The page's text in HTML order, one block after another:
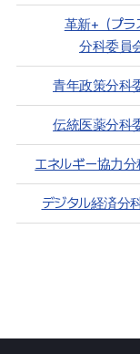
15. 物流分科
16. 国際人
17. 国際電子
18. 革新プラ
19. 青年政策
20．伝統医
21．エネル
22．デジタ
自治体間の
革新+（プラ
分科委員
青年政策分科
伝統医薬分科
エネルギー協力
デジタル経済分